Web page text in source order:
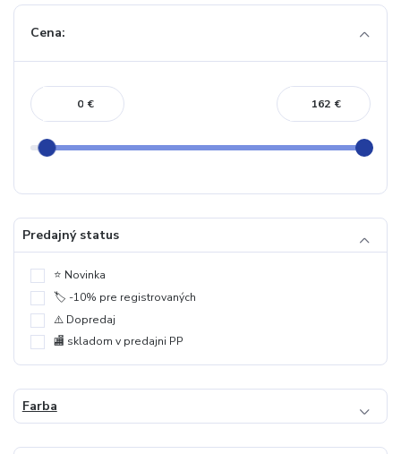
Cena:
€ €
Predajný status
⭐️ Novinka
🏷️ -10% pre registrovaných
⚠️ Dopredaj
🏬 skladom v predajni PP
Farba